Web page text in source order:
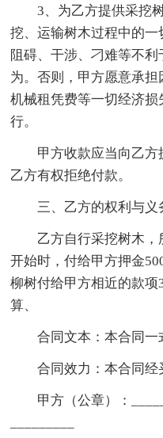
3、为乙方提供采挖
挖、运输树木过程中的
阻碍、干涉、刁难等不
为。否则，甲方愿意承担
机械租凭费等一切经济
行。
甲方收款应当向乙方
乙方有权拒绝付款。
三、乙方的权利与义
乙方自行采挖树木
开始时，付给甲方押金
柳树付给甲方相近的款
算、
合同文本：本合同一
合同效力：本合同经
甲方（公章）：